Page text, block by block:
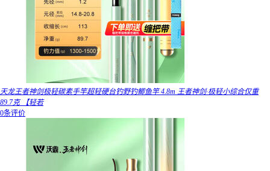
天龙王者神剑极轻碳素手竿超轻硬台钓野钓鲫鱼竿 4.8m 王者神剑·极轻小综合仅重
89.7克 【轻若
0条评价